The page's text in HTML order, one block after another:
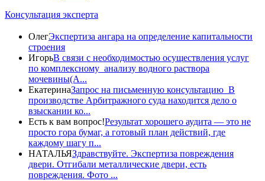
Консультация эксперта
ОлегЭкспертиза ангара на определение капитальности
строения
ИгорьВ связи с необходимостью осуществления услуг
по комплексному анализу водного раствора
мочевины(A...
ЕкатеринаЗапрос на письменную консультацию В
производстве Арбитражного суда находится дело о
взыскании ко...
Есть к вам вопрос!Результат хорошего аудита — это не
просто гора бумаг, а готовый план действий, где
каждому шагу п...
НАТАЛЬЯЗдравствуйте. Экспертиза повреждения
двери. Отгибали металлические двери, есть
повреждения. Фото ...